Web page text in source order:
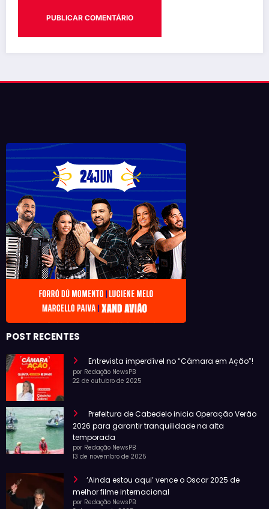
POST RECENTES
Entrevista imperdível no “Câmara em Ação”!
por Redação NewsPB
22 de outubro de 2025
Prefeitura de Cabedelo inicia Operação Verão
2026 para garantir tranquilidade na alta
temporada
por Redação NewsPB
13 de novembro de 2025
‘Ainda estou aqui’ vence o Oscar 2025 de
melhor filme internacional
por Redação NewsPB